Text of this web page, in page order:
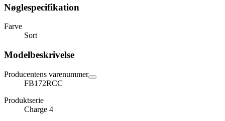
Nøglespecifikation
Farve
Sort
Modelbeskrivelse
Producentens varenummer
FB172RCC
Produktserie
Charge 4